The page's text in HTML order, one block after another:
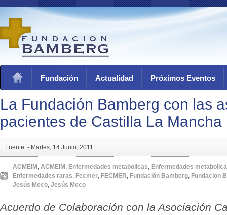
Fundación Actualidad Próximos Eventos
La Fundación Bamberg con las
pacientes de Castilla La Mancha
Fuente: - Martes, 14 Junio, 2011
ACMEIM , ACMEIM , Enfermedades metabolicas, Enfermedades
Enfermedades raras, Fecmer, FECMER, Fundación Bamberg, Fundacion
Jesús Meco, Jesús Meco
Acuerdo de Colaboración con la Asociación